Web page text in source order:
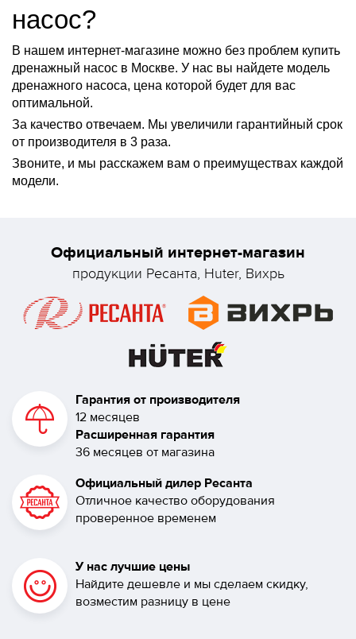
насос?
В нашем интернет-магазине можно без проблем купить
дренажный насос в Москве. У нас вы найдете модель
дренажного насоса, цена которой будет для вас
оптимальной.
За качество отвечаем. Мы увеличили гарантийный срок
от производителя в 3 раза.
Звоните, и мы расскажем вам о преимуществах каждой
модели.
Официальный интернет-магазин
продукции Ресанта, Huter, Вихрь
Гарантия от производителя
12 месяцев
Расширенная гарантия
36 месяцев от магазина
Официальный дилер Ресанта
Отличное качество оборудования
проверенное временем
У нас лучшие цены
Найдите дешевле и мы сделаем скидку,
возместим разницу в цене